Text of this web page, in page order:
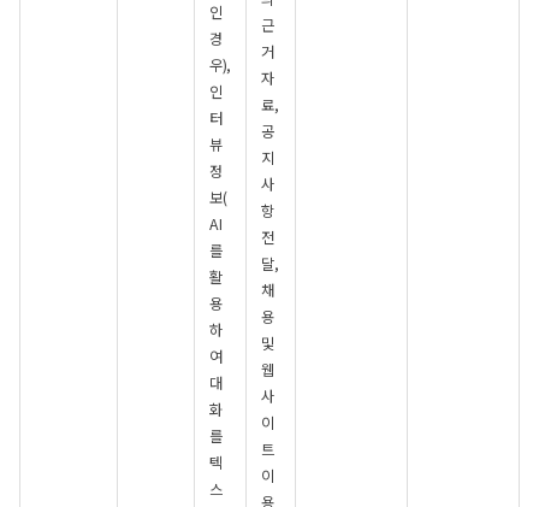
인
경
우),
인
터
뷰
정
보(
AI
를
활
용
하
여
대
화
를
텍
스
근
거
자
료,
공
지
사
항
전
달,
채
용
및
웹
사
이
트
이
용